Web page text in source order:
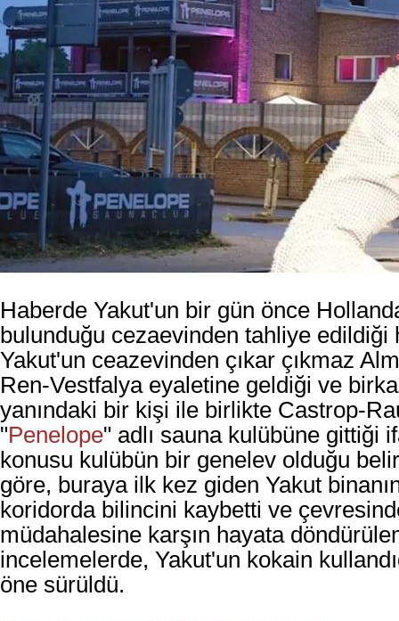
Haberde Yakut'un bir gün önce
bulunduğu cezaevinden tahliye edildiği
Yakut'un ceazevinden çıkar çıkmaz
Ren-Vestfalya eyaletine geldiği ve
yanındaki bir kişi ile birlikte Castrop-
"Penelope" adlı sauna kulübüne gittiği
konusu kulübün bir genelev olduğu
göre, buraya ilk kez giden Yakut
koridorda bilincini kaybetti ve
müdahalesine karşın hayata
incelemelerde, Yakut'un kokain
öne sürüldü.